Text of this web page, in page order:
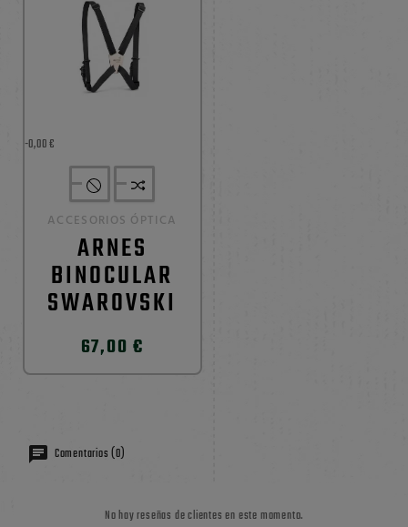
-0,00 €
ACCESORIOS ÓPTICA
ARNES
BINOCULAR
SWAROVSKI
67,00 €
Comentarios (0)
No hay reseñas de clientes en este momento.